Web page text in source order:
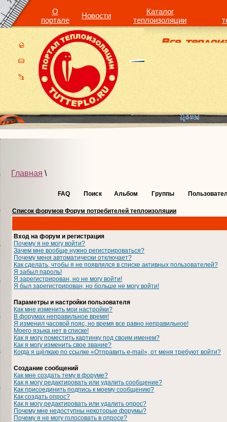
О
портале
Новости
Каталог
теплоизоляции
Главная \
FAQ Поиск Альбом Группы
Список форумов Форум потребителей теплоизоляции
Вход на форум и регистрация
Почему я не могу войти?
Зачем мне вообще нужно регистрироваться?
Почему меня автоматически отключает?
Как сделать, чтобы я не появлялся в списке активных пользователей?
Я забыл пароль!
Я зарегистрирован, но не могу войти!
Я был зарегистрирован, но больше не могу войти!
Параметры и настройки пользователя
Как мне изменить мои настройки?
В форумах неправильное время!
Я изменил часовой пояс, но время все равно неправильное!
Моего языка нет в списке!
Как я могу поместить картинку под своим именем?
Как я могу изменить свое звание?
Когда я щёлкаю по ссылке «Отправить e-mail», от меня требуют войти?
Создание сообщений
Как мне создать тему в форуме?
Как я могу редактировать или удалить сообщение?
Как присоединить подпись к моему сообщению?
Как создать опрос?
Как я могу редактировать или удалить опрос?
Почему мне недоступны некоторые форумы?
Почему я не могу голосовать в опросе?